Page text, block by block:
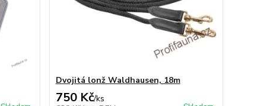
Dvojitá lonž Waldhausen, 18m
750 Kč/ks